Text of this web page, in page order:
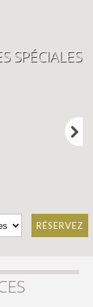
SPÉCIALES
RÉSERVEZ